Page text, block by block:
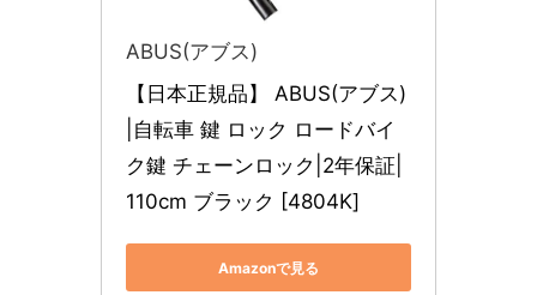
ABUS(アブス)
【日本正規品】 ABUS(アブス)
|自転車 鍵 ロック ロードバイ
ク鍵 チェーンロック|2年保証|
110cm ブラック [4804K]
Amazonで見る